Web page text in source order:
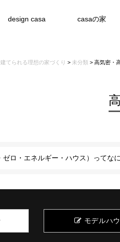
design casa casaの家
てられる理想の家づくり > 未分類 > 高気密・
ゼロ・エネルギー・ハウス）ってな
モデルハ